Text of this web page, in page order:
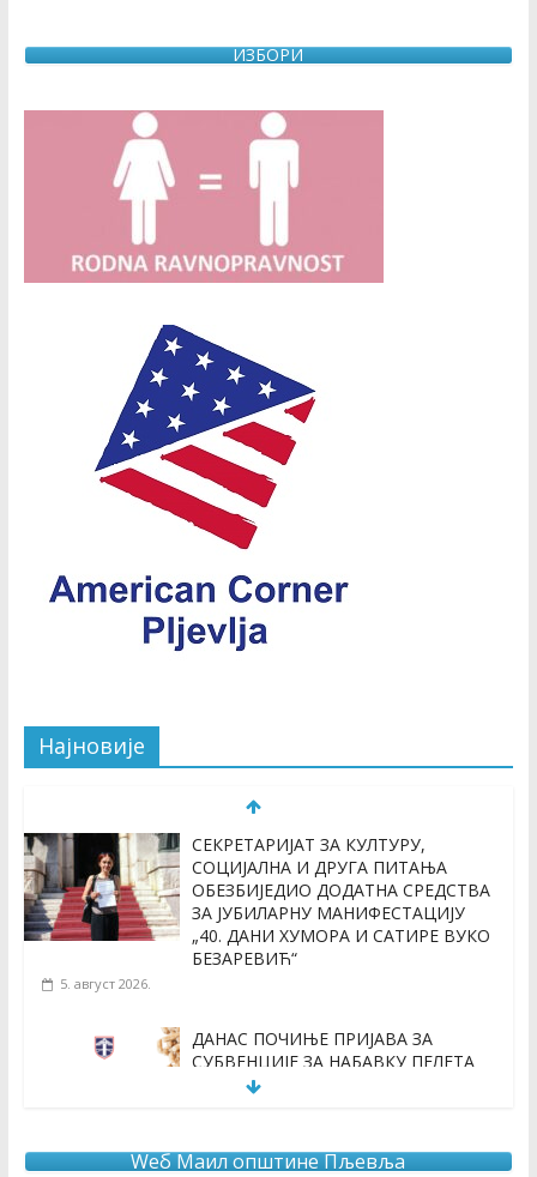
ИЗБОРИ
Најновије
СЕКРЕТАРИЈАТ ЗА КУЛТУРУ,
СОЦИЈАЛНА И ДРУГА ПИТАЊА
ОБЕЗБИЈЕДИО ДОДАТНА СРЕДСТВА
ЗА ЈУБИЛАРНУ МАНИФЕСТАЦИЈУ
„40. ДАНИ ХУМОРА И САТИРЕ ВУКО
БЕЗАРЕВИЋ“
5. август 2026.
ДАНАС ПОЧИЊЕ ПРИЈАВА ЗА
СУБВЕНЦИЈЕ ЗА НАБАВКУ ПЕЛЕТА
3. август 2026.
Wеб Маил општине Пљевља